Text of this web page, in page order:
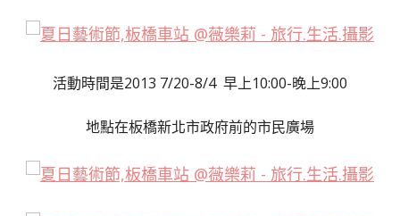
活動時間是2013 7/20-8/4 早上10:00-晚上9:00
地點在板橋新北市政府前的市民廣場